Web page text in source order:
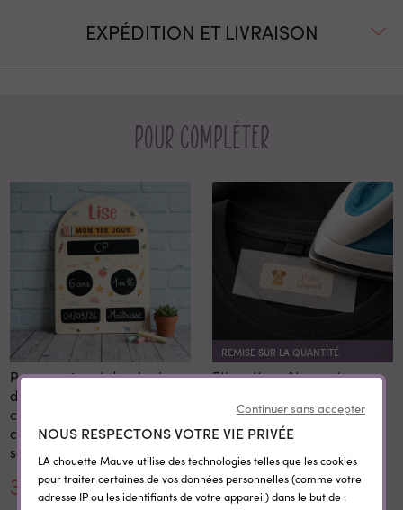
EXPÉDITION ET LIVRAISON
Pour compléter
Panneau 1er et dernier jour
d'école personnalisé 20x28
cm en bois réutilisable avec
craie prénom rentrée
scolaire
30,00 €
REMISE SUR LA QUANTITÉ
Etiquettes vêtement
thermocollantes Little Wild
0,35 €
Continuer sans accepter
NOUS RESPECTONS VOTRE VIE PRIVÉE
LA chouette Mauve utilise des technologies telles que les cookies
pour traiter certaines de vos données personnelles (comme votre
adresse IP ou les identifiants de votre appareil) dans le but de :